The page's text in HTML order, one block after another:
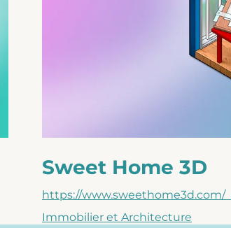
Sweet Home 3D
https://www.sweethome3d.com/
Immobilier et Architecture